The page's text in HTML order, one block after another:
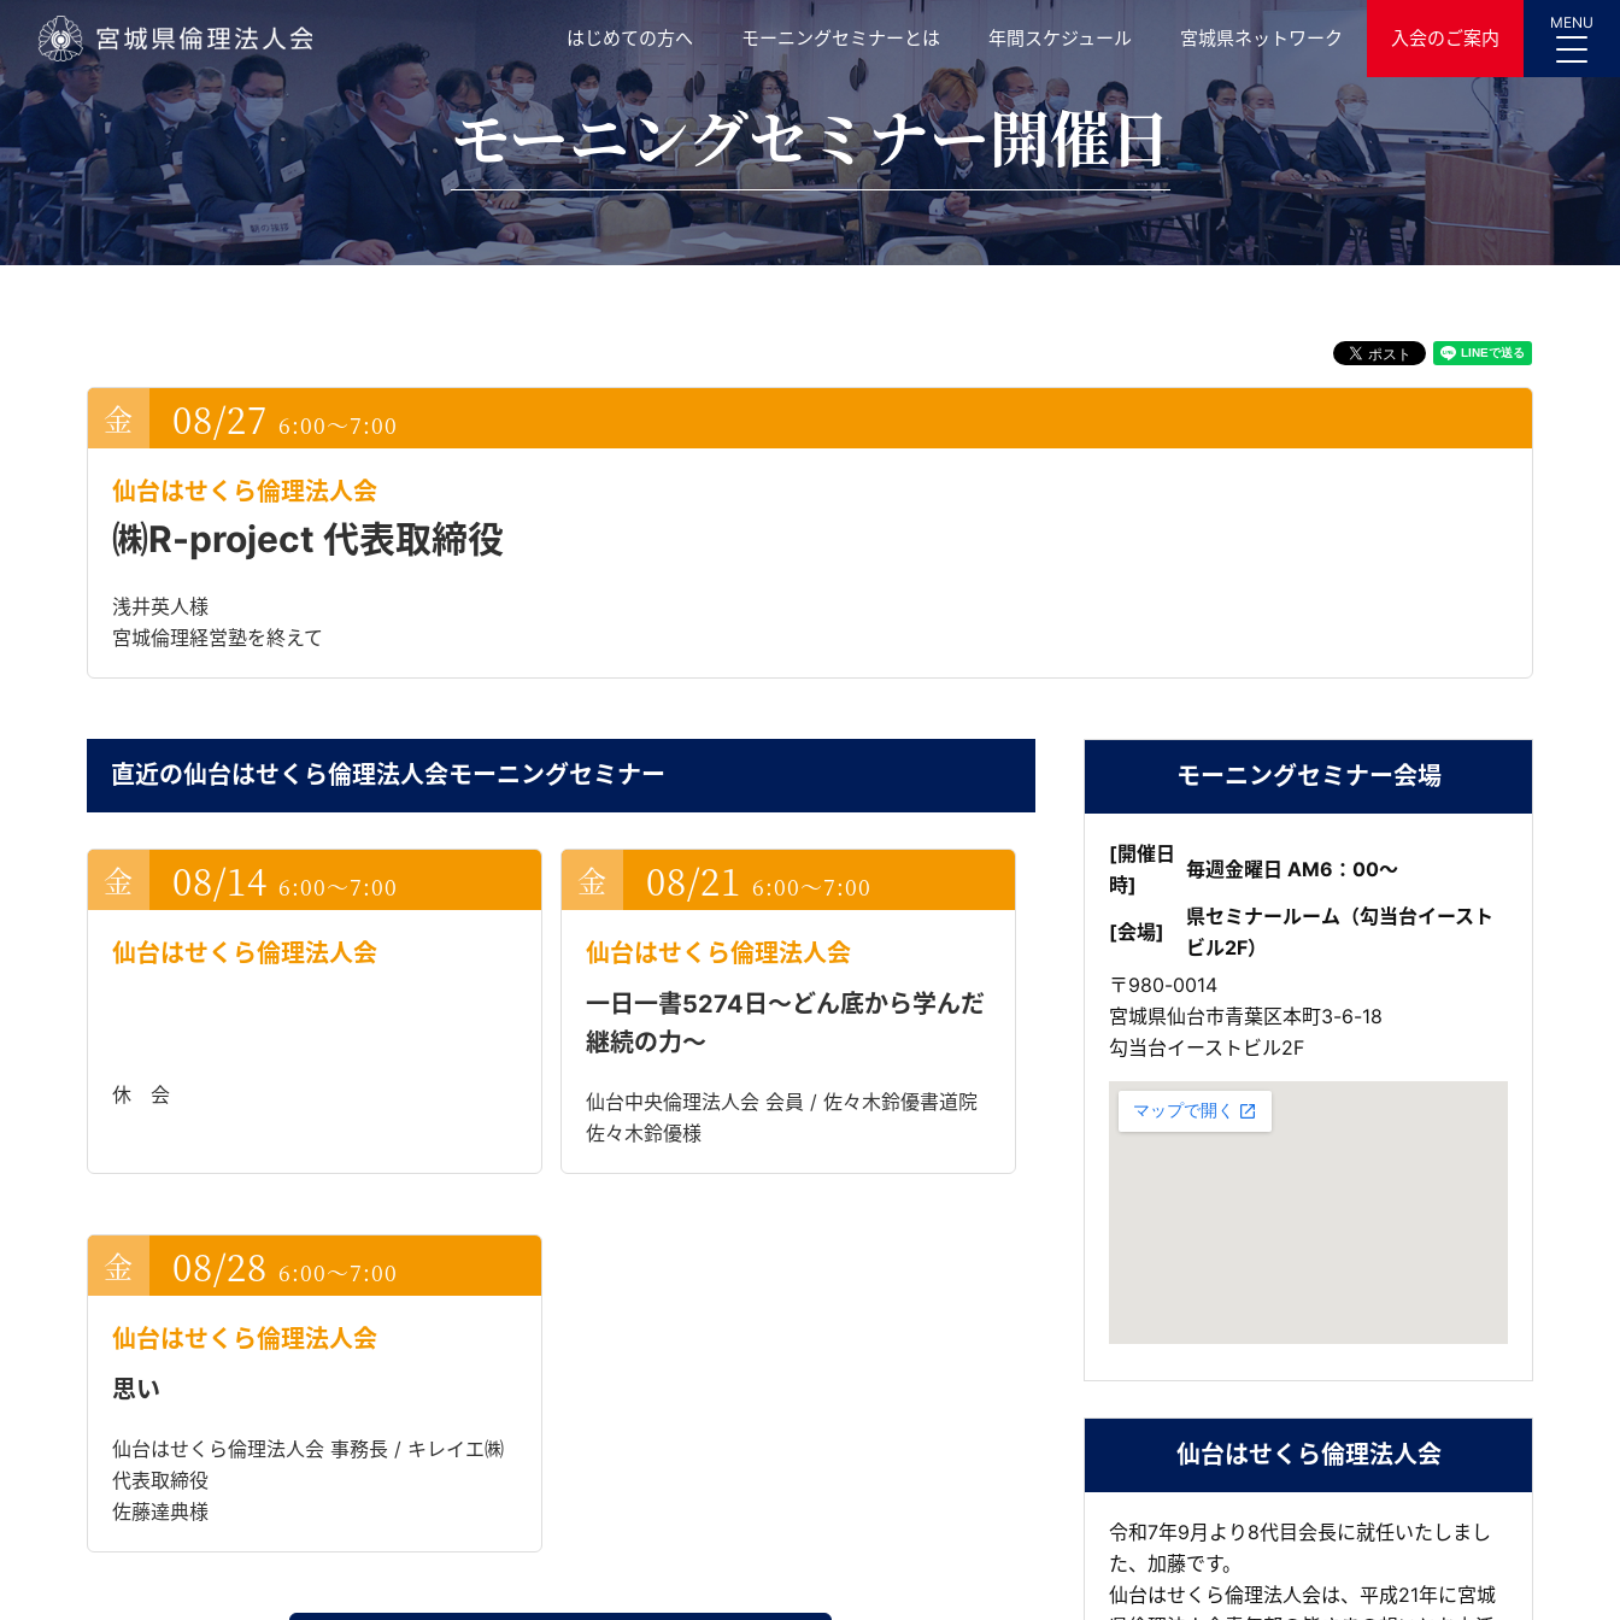
宮城県倫理法人会
はじめての方へ モーニングセミナーとは 年間スケジュール 宮城県ネットワーク 入会のご案内
MENU
モーニングセミナー開催日
08/27 6:00～7:00
仙台はせくら倫理法人会
㈱R-project 代表取締役
浅井英人様
宮城倫理経営塾を終えて
直近の仙台はせくら倫理法人会モーニングセミナー
08/14 6:00～7:00
仙台はせくら倫理法人会
休 会
08/216:00～7:00
仙台はせくら倫理法人会
一日一書5274日～どん底から学んだ
継続の力～
仙台中央倫理法人会 会員 / 佐々木鈴優書道院
佐々木鈴優様
08/28 6:00～7:00
仙台はせくら倫理法人会
思い
仙台はせくら倫理法人会 事務長 / キレイエ㈱
代表取締役
佐藤達典様
モーニングセミナー会場
[開催日
時]
毎週金曜日 AM6：00～
[会場]
県セミナールーム（勾当台イースト
ビル2F）
〒980-0014
宮城県仙台市青葉区本町3-6-18
勾当台イーストビル2F
仙台はせくら倫理法人会
令和7年9月より8代目会長に就任いたしまし
た、加藤です。
仙台はせくら倫理法人会は、平成21年に宮城